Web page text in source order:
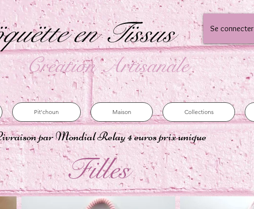
en Tïssus Se connecter
Création Artisanale
Pit'choun Maison Collections
par Mondial Relay 4 euros prix unique
Filles